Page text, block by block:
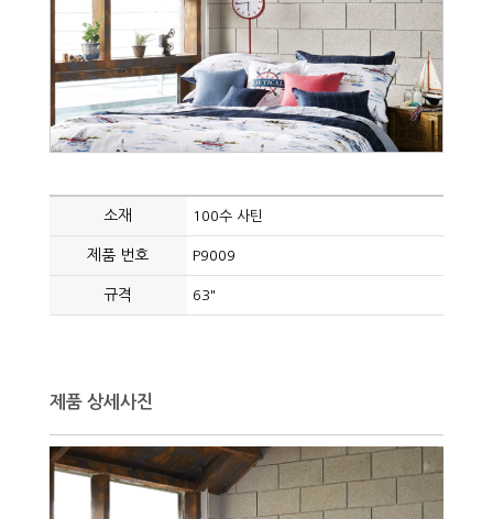
소재 100수 사틴
제품 번호 P9009
규격 63"
제품 상세사진